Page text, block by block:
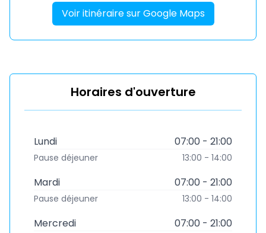
Voir itinéraire sur Google Maps
Horaires d'ouverture
Lundi 07:00 - 21:00
Pause déjeuner 13:00 - 14:00
Mardi 07:00 - 21:00
Pause déjeuner 13:00 - 14:00
Mercredi 07:00 - 21:00